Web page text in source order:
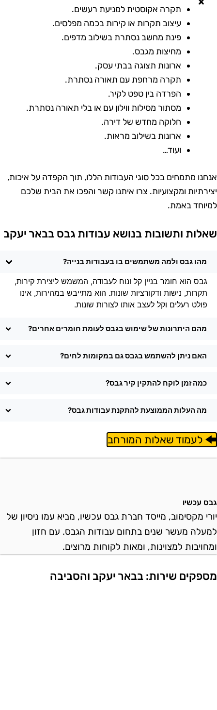
תקרה אקוסטית למניעת רעשים.
עיצוב תקרות או קירות בכמה מפלסים.
פינת מחשב נסתרת בשילוב מדפים.
מחיצות מגבס.
ארונות תצוגה בבתי עסק.
תקרה מרחפת עם תאורה נסתרת.
הפרדה בין טפט לקיר.
מסתור מסילות ווילון עם או בלי תאורה נסתרת.
חלוקה מחדש של דירה.
ארונות בשילוב מראות.
ועוד…
מתמחים בכל סוגי העבודות הללו, תוך הקפדה על איכות,
ומקצועיות. צרו איתנו קשר והפכו את הבית שלכם
באמת.
ותשובות בנושא עבודות גבס בבאר יעקב
מהו גבס ולמה משתמשים בו בעבודות בנייה?
גבס הוא חומר בניין קל ונוח לעבודה, המשמש ליצירת קירות,
תקרות, נישות ודקורציות שונות. הוא מתייבש במהירות, אינו
פולט רעלים וקל לעצב אותו לצורות שונות.
מהם היתרונות של שימוש בגבס לעומת חומרים אחרים?
האם ניתן להשתמש בגבס גם במקומות לחים?
כמה זמן לוקח להתקין קיר גבס?
מה העלות הממוצעת להתקנת עבודות גבס?
לעמוד שאלות המורחב
עכשיו
מקסימוב, מייסד חברת גבס עכשיו, מביא עמו ניסיון של
מעשר שנים בתחום עבודות הגבס. עם חזון
למצוינות, ומאות לקוחות מרוצים.
שירות: בבאר יעקב והסביבה